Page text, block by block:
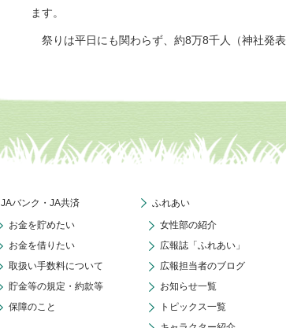
ます。
祭りは平日にも関わらず、約8万8千人（神社発表
JAバンク・JA共済
お金を貯めたい
お金を借りたい
取扱い手数料について
貯金等の規定・約款等
保障のこと
ふれあい
女性部の紹介
広報誌「ふれあい」
広報担当者のブログ
お知らせ一覧
トピックス一覧